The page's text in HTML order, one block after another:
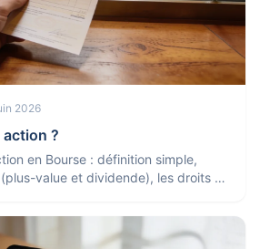
2026
?
en Bourse : définition simple,
value et dividende), les droits de